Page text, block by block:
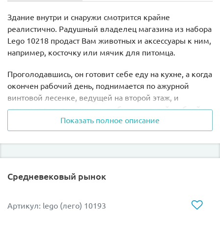
Здание внутри и снаружи смотрится крайне
реалистично. Радушный владелец магазина из набора
Lego 10218 продаст Вам животных и аксессуары к ним,
например, косточку или мячик для питомца.
Проголодавшись, он готовит себе еду на кухне, а когда
окончен рабочий день, поднимается по ажурной
винтовой лесенке, ведущей на второй этаж, и
отдыхает перед камином, любуясь золотой рыбкой в
Показать полное описание
Средневековый рынок
Артикул: lego (лего) 10193